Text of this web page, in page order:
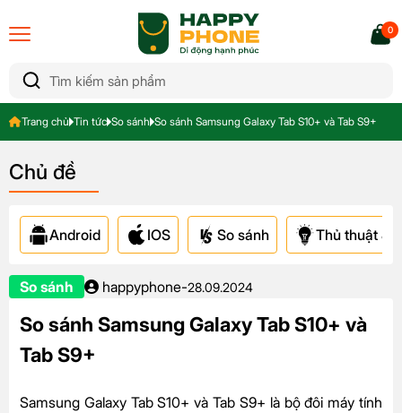
0
Trang chủ Tin tức So sánh So sánh Samsung Galaxy Tab S10+ và Tab S9+
Chủ đề
Android IOS So sánh Thủ thuật &
So sánh happyphone-28.09.2024
So sánh Samsung Galaxy Tab S10+ và
Tab S9+
Samsung Galaxy Tab S10+ và Tab S9+ là bộ đôi máy tính